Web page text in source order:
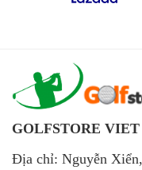
GOLFSTORE
Địa chỉ: Nguyễn